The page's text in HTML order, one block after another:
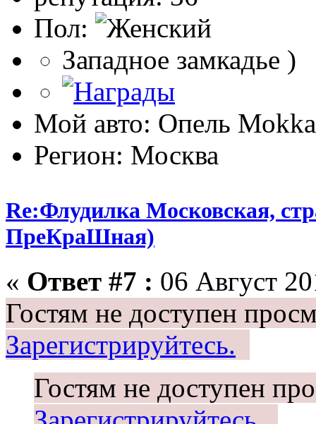
Пол:
Западное замкадье )
Мой авто: Опель
Регион: Москва
Re:Флудилка Московская,
ПреКраШная)
« Ответ #7 : 06 Август
Гостям не доступен
Зарегистрируйтесь.
Гостям не доступен